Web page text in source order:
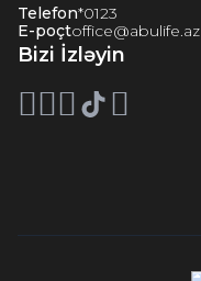
Telefon*0123
E-poçtoffice@abulife.az
Bizi İzləyin